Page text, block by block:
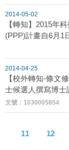
2014-05-02
【轉知】2015年
(PPP)計畫自6月1
2014-04-25
【校外轉知-條文
士候選人撰寫博士
文號：1030005854
11 12